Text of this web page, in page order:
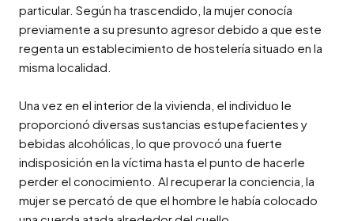
particular. Según ha trascendido, la mujer conocía
previamente a su presunto agresor debido a que este
regenta un establecimiento de hostelería situado en la
misma localidad.
Una vez en el interior de la vivienda, el individuo le
proporcionó diversas sustancias estupefacientes y
bebidas alcohólicas, lo que provocó una fuerte
indisposición en la víctima hasta el punto de hacerle
perder el conocimiento. Al recuperar la conciencia, la
mujer se percató de que el hombre le había colocado